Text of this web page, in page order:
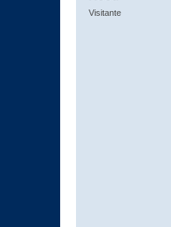
Visitante